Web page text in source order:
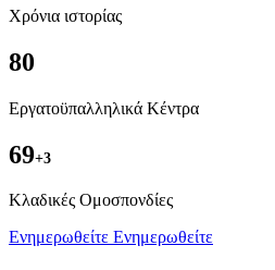
Χρόνια ιστορίας
80
Εργατοϋπαλληλικά Κέντρα
69+3
Kλαδικές Ομοσπονδίες
Ενημερωθείτε Ενημερωθείτε